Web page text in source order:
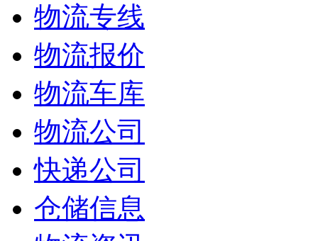
物流专线
物流报价
物流车库
物流公司
快递公司
仓储信息